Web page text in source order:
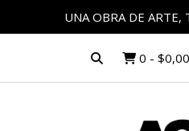
UNA OBRA DE ARTE,
0 - $0,00